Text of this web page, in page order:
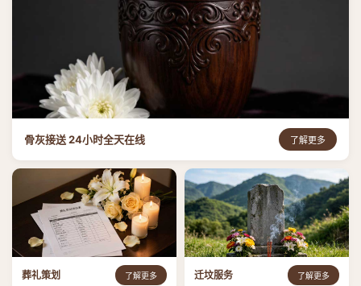
骨灰接送 24小时全天在线 了解更多
葬礼策划 了解更多 迁坟服务 了解更多